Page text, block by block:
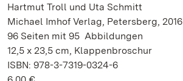
Hartmut Troll und Uta Schmitt
Michael Imhof Verlag, Petersberg, 2016
96 Seiten mit 95 Abbildungen
12,5 x 23,5 cm, Klappenbroschur
ISBN: 978-3-7319-0324-6